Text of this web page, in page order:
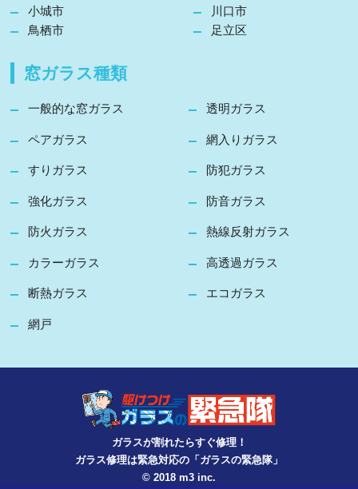
小城市
鳥栖市
川口市
足立区
窓ガラス種類
一般的な窓ガラス 透明ガラス
ペアガラス 網入りガラス
すりガラス 防犯ガラス
強化ガラス 防音ガラス
防火ガラス 熱線反射ガラス
カラーガラス 高透過ガラス
断熱ガラス エコガラス
網戸
ガラスが割れたらすぐ修理！
ガラス修理は緊急対応の「ガラスの緊急隊」
© 2018 m3 inc.